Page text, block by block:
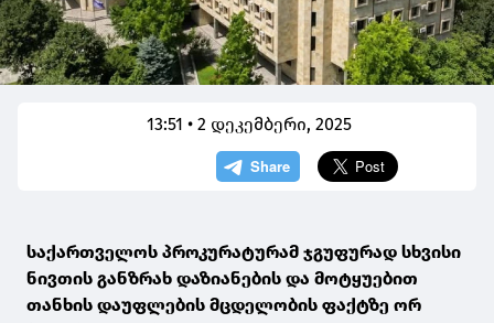
13:51 • 2 დეკემბერი, 2025
საქართველოს პროკურატურამ ჯგუფურად სხვისი
ნივთის განზრახ დაზიანების და მოტყუებით
თანხის დაუფლების მცდელობის ფაქტზე ორ